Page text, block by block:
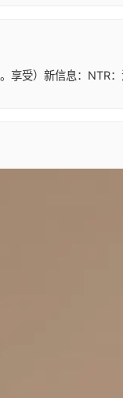
享受）新信息：NTR